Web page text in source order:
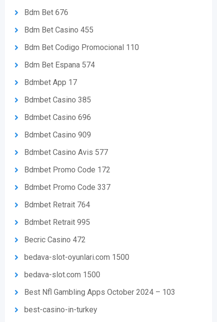
Bdm Bet 676
Bdm Bet Casino 455
Bdm Bet Codigo Promocional 110
Bdm Bet Espana 574
Bdmbet App 17
Bdmbet Casino 385
Bdmbet Casino 696
Bdmbet Casino 909
Bdmbet Casino Avis 577
Bdmbet Promo Code 172
Bdmbet Promo Code 337
Bdmbet Retrait 764
Bdmbet Retrait 995
Becric Casino 472
bedava-slot-oyunlari.com 1500
bedava-slot.com 1500
Best Nfl Gambling Apps October 2024 – 103
best-casino-in-turkey